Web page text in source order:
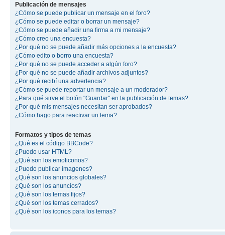
Publicación de mensajes
¿Cómo se puede publicar un mensaje en el foro?
¿Cómo se puede editar o borrar un mensaje?
¿Cómo se puede añadir una firma a mi mensaje?
¿Cómo creo una encuesta?
¿Por qué no se puede añadir más opciones a la encuesta?
¿Cómo edito o borro una encuesta?
¿Por qué no se puede acceder a algún foro?
¿Por qué no se puede añadir archivos adjuntos?
¿Por qué recibí una advertencia?
¿Cómo se puede reportar un mensaje a un moderador?
¿Para qué sirve el botón "Guardar" en la publicación de temas?
¿Por qué mis mensajes necesitan ser aprobados?
¿Cómo hago para reactivar un tema?
Formatos y tipos de temas
¿Qué es el código BBCode?
¿Puedo usar HTML?
¿Qué son los emoticonos?
¿Puedo publicar imagenes?
¿Qué son los anuncios globales?
¿Qué son los anuncios?
¿Qué son los temas fijos?
¿Qué son los temas cerrados?
¿Qué son los iconos para los temas?